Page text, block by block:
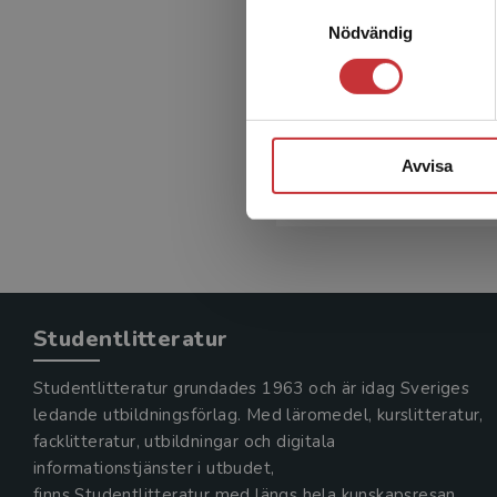
Nödvändig
Avvisa
moment, samt
muntliga övningar. Inför
själv bli inspirerad av
Läs mer om serien
Studentlitteratur
Studentlitteratur grundades 1963 och är idag Sveriges
ledande utbildningsförlag. Med läromedel, kurslitteratur,
facklitteratur, utbildningar och digitala
informationstjänster i utbudet,